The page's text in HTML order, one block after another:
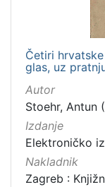
Vrsta
građe
notna građa
Četiri
glas, uz
Autor
Stoehr, Antun
Izdanje
Elektroničko
Nakladnik
Zagreb :